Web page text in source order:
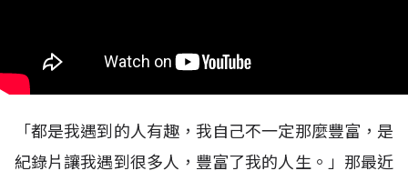
「都是我遇到的人有趣，我自己不一定那麼豐富，是
紀錄片讓我遇到很多人，豐富了我的人生。」那最近